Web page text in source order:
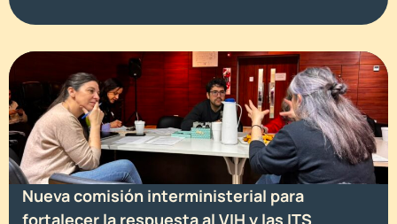
Nueva comisión interministerial para
fortalecer la respuesta al VIH y las ITS